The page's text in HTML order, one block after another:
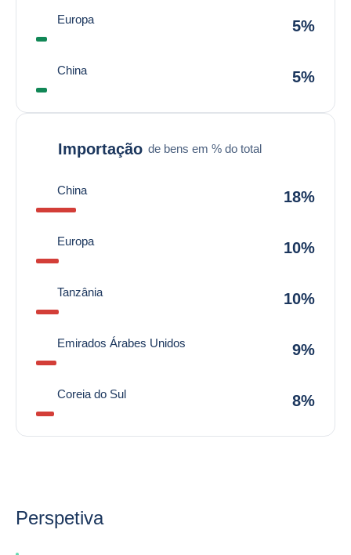
Europa 5%
China 5%
Importação de bens em % do total
China 18%
Europa 10%
Tanzânia 10%
Emirados Árabes Unidos 9%
Coreia do Sul 8%
Perspetiva